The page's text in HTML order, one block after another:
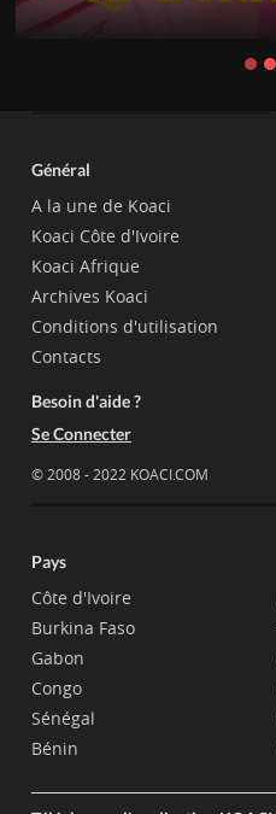
Général
A la une de Koaci
Koaci Côte d'Ivoire
Koaci Afrique
Archives Koaci
Conditions d'utilisation
Contacts
Besoin d'aide ?
Se Connecter
© 2008 - 2022 KOACI.COM
Pays
Côte d'Ivoire
Burkina Faso
Gabon
Congo
Sénégal
Bénin